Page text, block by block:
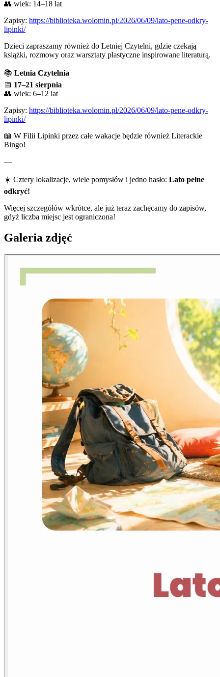
👥 wiek: 14–18 lat
Zapisy: https://biblioteka.wolomin.pl/2026/06/09/lato-pene-odkry-
lipinki/
Dzieci zapraszamy również do Letniej Czytelni, gdzie czekają
książki, rozmowy oraz warsztaty plastyczne inspirowane literaturą.
📚 Letnia Czytelnia
📅 17–21 sierpnia
👥 wiek: 6–12 lat
Zapisy: https://biblioteka.wolomin.pl/2026/06/09/lato-pene-odkry-
lipinki/
📖 W Filii Lipinki przez całe wakacje będzie również Literackie
Bingo!
—
☀️ Cztery lokalizacje, wiele pomysłów i jedno hasło: Lato pełne
odkryć!
Więcej szczegółów wkrótce, ale już teraz zachęcamy do zapisów,
gdyż liczba miejsc jest ograniczona!
Galeria zdjęć